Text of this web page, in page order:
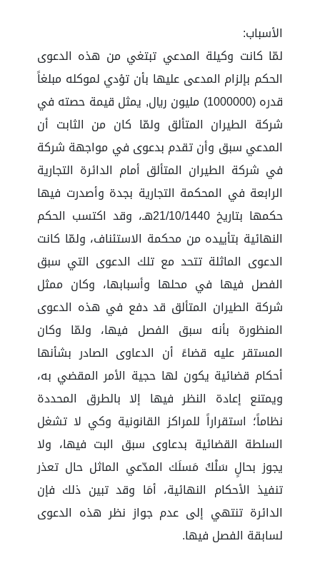
الأسباب:
لمّا كانت وكيلة المدعي تبتغي من هذه الدعوى
الحكم بإلزام المدعى عليها بأن تؤدي لموكله مبلغاً
قدره (1000000) مليون ريال, يمثل قيمة حصته في
شركة الطيران المتألق ولمّا كان من الثابت أن
المدعي سبق وأن تقدم بدعوى في مواجهة شركة
في شركة الطيران المتألق أمام الدائرة التجارية
الرابعة في المحكمة التجارية بجدة وأصدرت فيها
حكمها بتاريخ 21/10/1440هـ، وقد اكتسب الحكم
النهائية بتأييده من محكمة الاستئناف، ولمّا كانت
الدعوى الماثلة تتحد مع تلك الدعوى التي سبق
الفصل فيها في محلها وأسبابها، وكان ممثل
شركة الطيران المتألق قد دفع في هذه الدعوى
المنظورة بأنه سبق الفصل فيها، ولمّا وكان
المستقر عليه قضاءً أن الدعاوى الصادر بشأنها
أحكام قضائية يكون لها حجية الأمر المقضي به،
ويمتنع إعادة النظر فيها إلا بالطرق المحددة
نظاماً؛ استقراراً للمراكز القانونية وكي لا تشغل
السلطة القضائية بدعاوى سبق البت فيها، ولا
يجوز بحالٍ سَلْكُ مَسلَك المدّعي الماثل حال تعذر
تنفيذ الأحكام النهائية، أمَا وقد تبين ذلك فإن
الدائرة تنتهي إلى عدم جواز نظر هذه الدعوى
لسابقة الفصل فيها.